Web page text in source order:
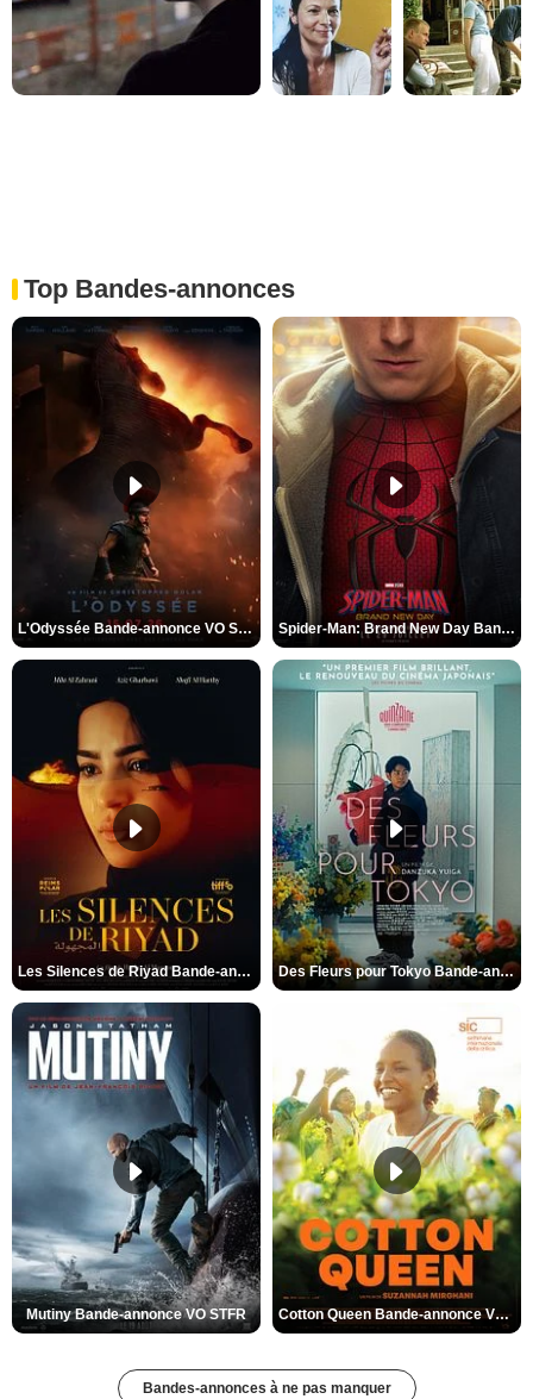
Top Bandes-annonces
L'Odyssée Bande-annonce VO STFR Spider-Man: Brand New Day Bande-annonce VO STFR
Les Silences de Riyad Bande-annonce VO STFR Des Fleurs pour Tokyo Bande-annonce VO STFR
Mutiny Bande-annonce VO STFR Cotton Queen Bande-annonce VO STFR
Bandes-annonces à ne pas manquer